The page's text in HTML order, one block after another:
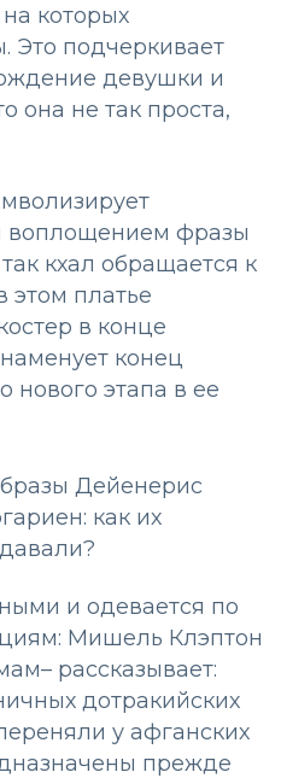
которых
Это подчеркивает
девушки и
она не так проста,
воплощением фразы
кхал обращается к
этом платье
в конце
конец
нового этапа в ее
и одевается по
Мишель Клэптон
рассказывает:
дотракийских
у афганских
прежде